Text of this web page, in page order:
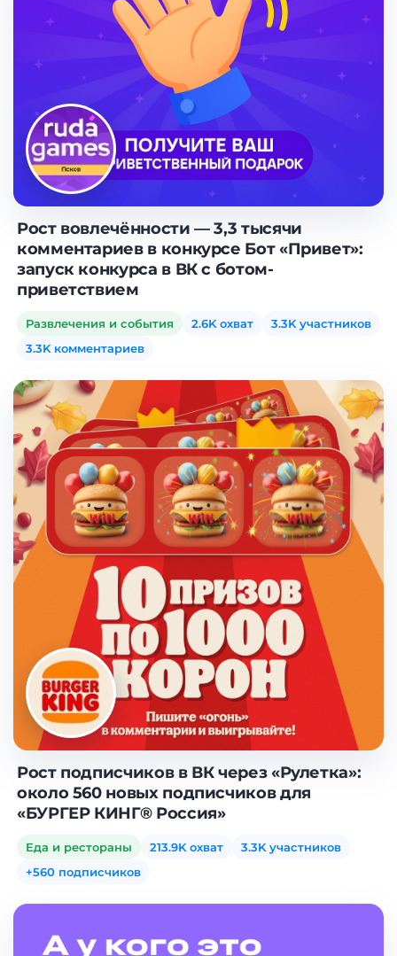
Рост вовлечённости — 3,3 тысячи
комментариев в конкурсе Бот «Привет»:
запуск конкурса в ВК с ботом-
приветствием
Развлечения и события 2.6K охват
3.3K участников
3.3K комментариев
Рост подписчиков в ВК через «Рулетка»:
около 560 новых подписчиков для
«БУРГЕР КИНГ® Россия»
Еда и рестораны 213.9K охват
3.3K участников
+560 подписчиков